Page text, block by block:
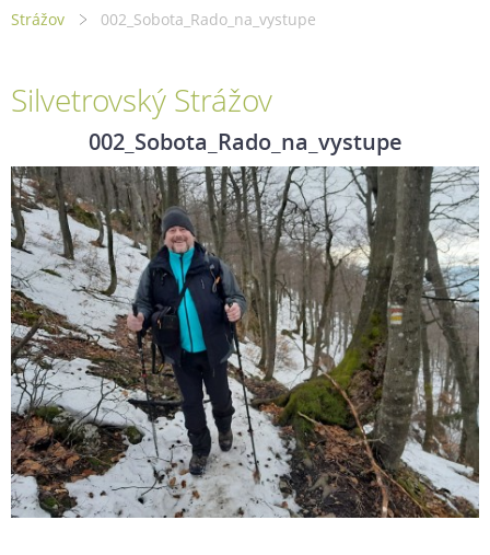
Strážov
002_Sobota_Rado_na_vystupe
Silvetrovský Strážov
002_Sobota_Rado_na_vystupe